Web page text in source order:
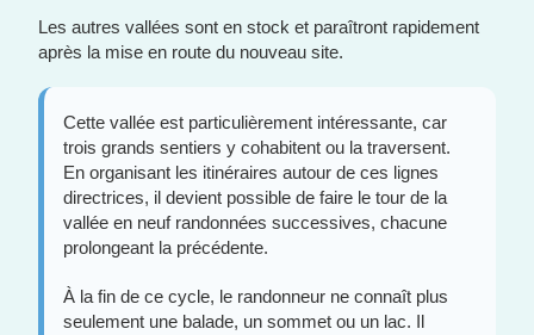
Les autres vallées sont en stock et paraîtront rapidement
après la mise en route du nouveau site.
Cette vallée est particulièrement intéressante, car
trois grands sentiers y cohabitent ou la traversent.
En organisant les itinéraires autour de ces lignes
directrices, il devient possible de faire le tour de la
vallée en neuf randonnées successives, chacune
prolongeant la précédente.
À la fin de ce cycle, le randonneur ne connaît plus
seulement une balade, un sommet ou un lac. Il